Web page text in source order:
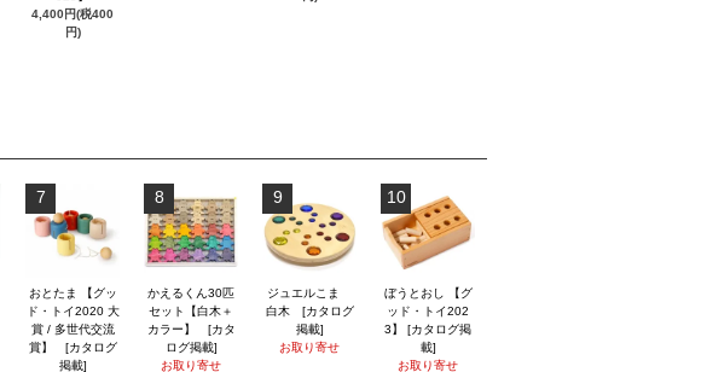
4,400円(税400
円)
7
おとたま 【グッ
ド・トイ2020 大
賞 / 多世代交流
賞】 [カタログ
掲載]
8
かえるくん30匹
セット【白木＋
カラー】 [カタ
ログ掲載]
お取り寄せ
9
ジュエルこま
白木 [カタログ
掲載]
お取り寄せ
10
ぼうとおし 【グ
ッド・トイ202
3】 [カタログ掲
載]
お取り寄せ